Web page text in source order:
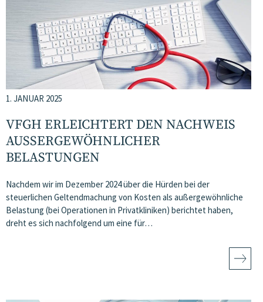
1. JANUAR 2025
VFGH ERLEICHTERT DEN NACHWEIS
AUSSERGEWÖHNLICHER B
ELASTUNGEN
Nachdem wir im Dezember 2024 über die Hürden bei der
steuerlichen Geltendmachung von Kosten als außergewöhnliche
Belastung (bei Operationen in Privatkliniken) berichtet haben,
dreht es sich nachfolgend um eine für…